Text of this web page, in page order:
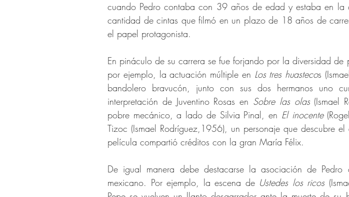
cuando Pedro contaba con 39 años de edad y estaba en
cantidad de cintas que filmó en un plazo de 18 años de
el papel protagonista.
En pináculo de su carrera se fue forjando por la diversidad
por ejemplo, la actuación múltiple en Los tres huastecos
bandolero bravucón, junto con sus dos hermanos uno
interpretación de Juventino Rosas en Sobre las olas(Ismael
pobre mecánico, a lado de Silvia Pinal, en El inocente
Tizoc (Ismael Rodríguez,1956), un personaje que descubre
película compartió créditos con la gran María Félix.
De igual manera debe destacarse la asociación de
mexicano. Por ejemplo, la escena de Ustedes los ricos